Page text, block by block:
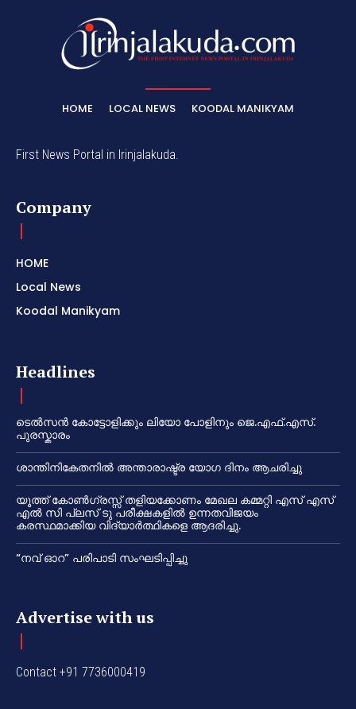
HOME LOCAL NEWS KOODAL MANIKYAM
First News Portal in Irinjalakuda.
Company
HOME
Local News
Koodal Manikyam
Headlines
ടെൽസൻ കോട്ടോളിക്കും ലിയോ പോളിനും ജെ.എഫ്.എസ്.
പുരസ്കാരം
ശാന്തിനികേതനിൽ അന്താരാഷ്ട്ര യോഗ ദിനം ആചരിച്ചു
യൂത്ത് കോൺഗ്രസ്സ് തളിയക്കോണം മേഖല കമ്മറ്റി എസ് എസ്
എൽ സി പ്ലസ് ടു പരീക്ഷകളിൽ ഉന്നതവിജയം
കരസ്ഥമാക്കിയ വിദ്യാർത്ഥികളെ ആദരിച്ചു.
“നവ് ഓറ” പരിപാടി സംഘടിപ്പിച്ചു
Advertise with us
Contact +91 7736000419